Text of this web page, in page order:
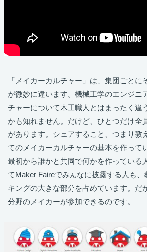
「メイカーカルチャー」は、集団ごとに
が微妙に違います。機械工学のエンジニ
チャーについて木工職人とはまったく違
かも知れません。だけど、ひとつだけ全
があります。シェアすること、つまり教
てのメイカーカルチャーの基本を作って
最初から誰かと共同で何かを作っている
てMaker Faireでみんなに披露する人も、
キングの大きな部分を占めています。だ
分野のメイカーが参加できるのです。